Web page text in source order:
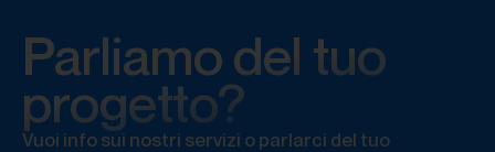
Parliamo del tuo
progetto?
Vuoi info sui nostri servizi o parlarci del tuo